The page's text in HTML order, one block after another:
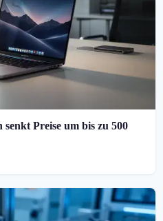
Preise um bis zu 500